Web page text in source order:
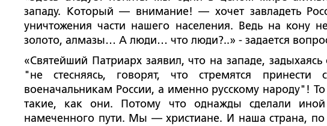
западу. Который — внимание! — хочет завладеть
уничтожения части нашего населения. Ведь на кону
золото, алмазы… А люди… что люди?..» - задается
«Святейший Патриарх заявил, что на западе,
"не стесняясь, говорят, что стремятся принести
военачальникам России, а именно русскому народу"!
такие, как они. Потому что однажды сделали
намеченного пути. Мы — христиане. И наша страна, по